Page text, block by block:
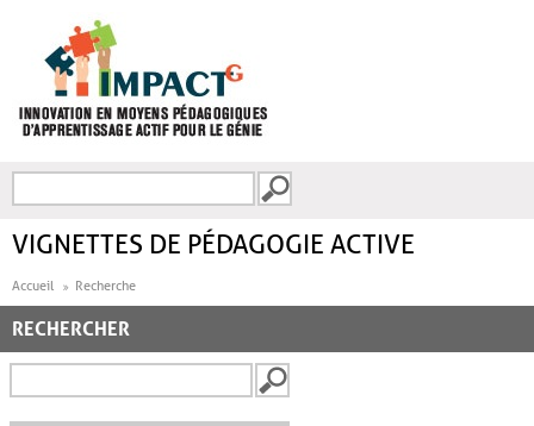
FORMULAIRE DE
VIGNETTES DE PÉDAGOGIE ACTIVE
Accueil Recherche
RECHERCHER